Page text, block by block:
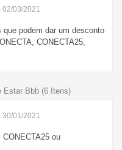
02/03/2021
que podem dar um desconto
CONECTA25,
Estar Bbb (6 Itens)
30/01/2021
CONECTA25 ou